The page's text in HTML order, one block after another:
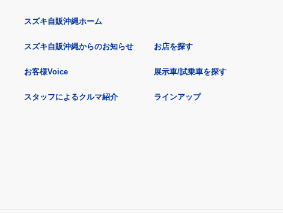
スズキ自販沖縄ホーム
スズキ自販沖縄からのお知らせ
お客様Voice
スタッフによるクルマ紹介
お店を探す
展示車/試乗車を探す
ラインアップ